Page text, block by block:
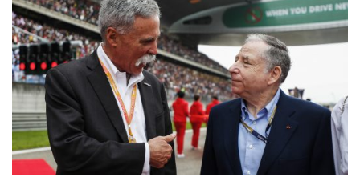
GP AZERBEIDZJAN 2026 24 - 26 sep
Kwalificatie
vr 14:00 - 15:00
Race
za 13:00 - 15:00
Kwalificatie
za 15:00 - 16:00
Race
zo 14:00 - 16:00